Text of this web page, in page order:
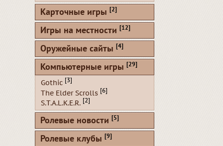
Карточные игры [2]
Игры на местности [12]
Оружейные сайты [4]
Компьютерные игры [29]
Gothic [3]
The Elder Scrolls [6]
S.T.A.L.K.E.R. [2]
Ролевые новости [5]
Ролевые клубы [9]